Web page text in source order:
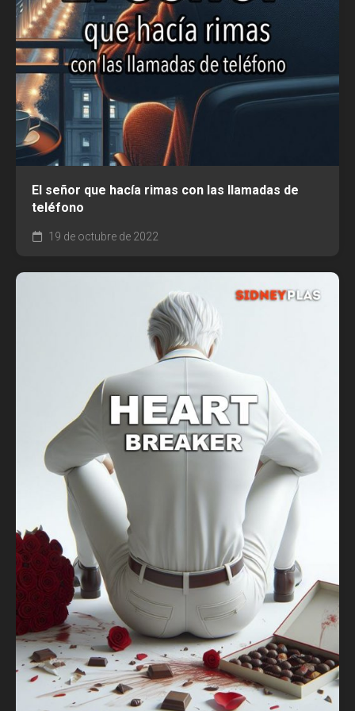
El señor que hacía rimas con las llamadas de
teléfono
19 de octubre de 2022